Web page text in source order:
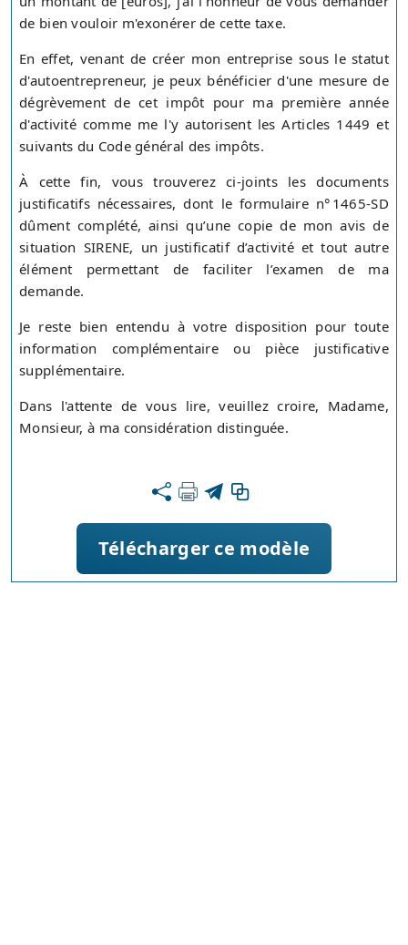
de bien vouloir m'exonérer de cette taxe.
En effet, venant de créer mon entreprise sous le statut
d'autoentrepreneur, je peux bénéficier d'une mesure de
dégrèvement de cet impôt pour ma première année
d'activité comme me l'y autorisent les Articles 1449 et
suivants du Code général des impôts.
À cette fin, vous trouverez ci-joints les documents
justificatifs nécessaires, dont le formulaire n° 1465‑SD
dûment complété, ainsi qu’une copie de mon avis de
situation SIRENE, un justificatif d’activité et tout autre
élément permettant de faciliter l’examen de ma
demande.
Je reste bien entendu à votre disposition pour toute
information complémentaire ou pièce justificative
supplémentaire.
Dans l'attente de vous lire, veuillez croire, Madame,
Monsieur, à ma considération distinguée.
Télécharger ce modèle